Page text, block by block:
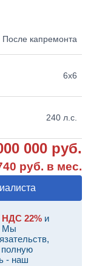
После капремонта
6х6
240 л.с.
000 руб.
руб. в мес.
НДС 22% и
Мы
полную
- наш